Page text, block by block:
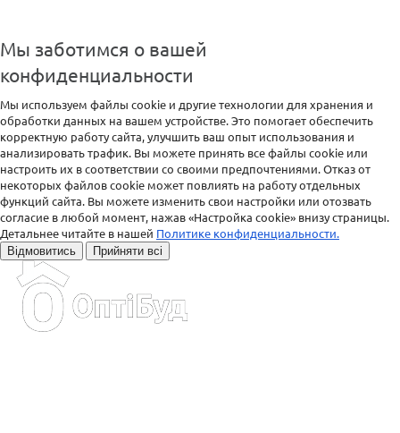
Мы заботимся о вашей
конфиденциальности
Мы используем файлы cookie и другие технологии для хранения и
обработки данных на вашем устройстве. Это помогает обеспечить
корректную работу сайта, улучшить ваш опыт использования и
анализировать трафик. Вы можете принять все файлы cookie или
настроить их в соответствии со своими предпочтениями. Отказ от
некоторых файлов cookie может повлиять на работу отдельных
функций сайта. Вы можете изменить свои настройки или отозвать
согласие в любой момент, нажав «Настройка cookie» внизу страницы.
Детальнее читайте в нашей Политике конфиденциальности.
Відмовитись Прийняти всі